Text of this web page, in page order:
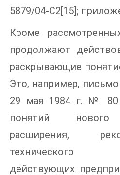
5879/04-С2[15];
Кроме
продолжают
раскрывающие
Это, например,
29 мая 1984 г. № 80
понятий нового
расширения,
технического
действующих